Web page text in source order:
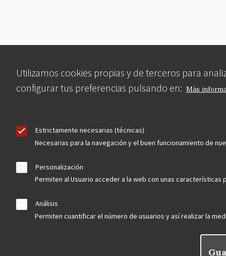
Utilizamos cookies propias y de terceros para
configurar tus preferencias pulsando en: Más
Estrictamente necesarias (técnicas)
Necesarias para la navegación y el buen funcionamiento de
Personalización
Permiten al Usuario acceder a la web con unas
Análisis
Permiten cuantificar el número de usuarios y así realizar la